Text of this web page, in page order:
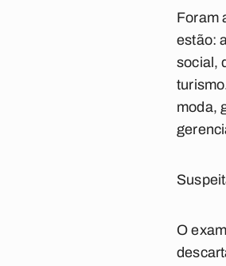
Foram
estão:
social,
moda,
O